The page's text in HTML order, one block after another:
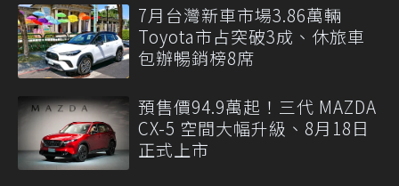
7月台灣新車市場3.86萬輛
Toyota市占突破3成、休旅車
包辦暢銷榜8席
預售價94.9萬起！三代 MAZDA
CX-5 空間大幅升級、8月18日
正式上市